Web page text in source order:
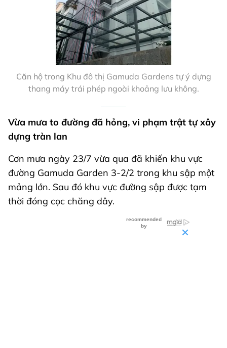
Căn hộ trong Khu đô thị Gamuda Gardens tự ý dựng
thang máy trái phép ngoài khoảng lưu không.
Vừa mưa to đường đã hỏng, vi phạm trật tự xây
dựng tràn lan
Cơn mưa ngày 23/7 vừa qua đã khiến khu vực
đường Gamuda Garden 3-2/2 trong khu sập một
mảng lớn. Sau đó khu vực đường sập được tạm
thời đóng cọc chăng dây.